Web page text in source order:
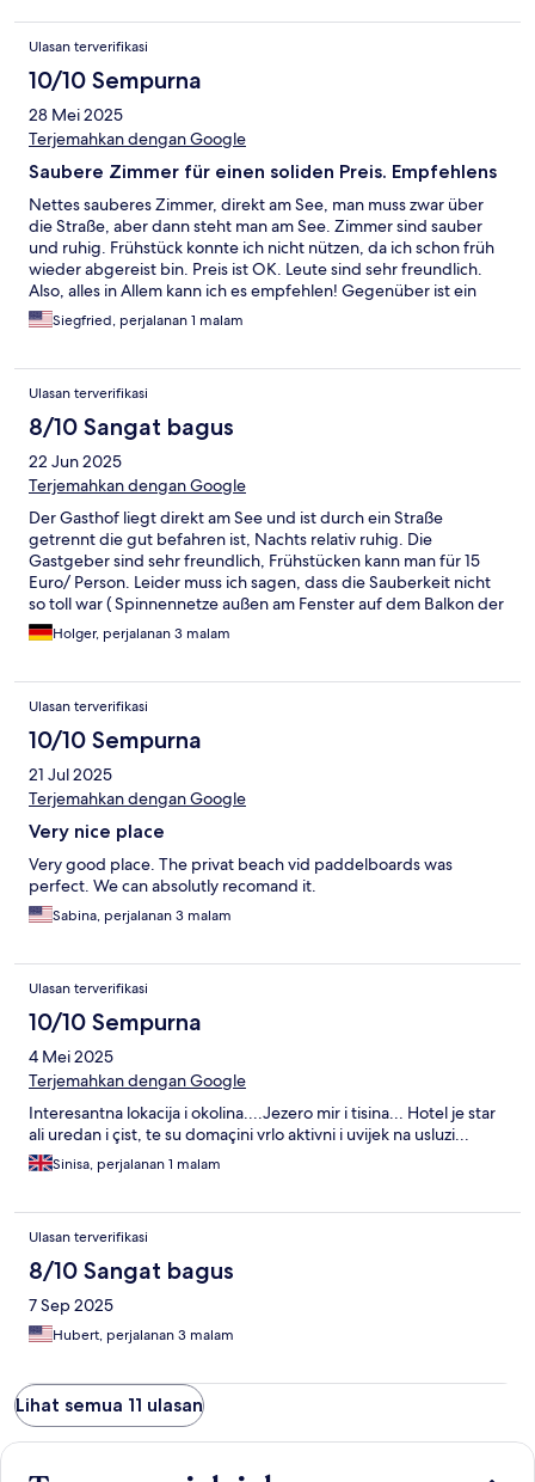
Ulasan terverifikasi
10/10 Sempurna
28 Mei 2025
Terjemahkan dengan Google
Saubere Zimmer für einen soliden Preis. Empfehlens
Nettes sauberes Zimmer, direkt am See, man muss zwar über
die Straße, aber dann steht man am See. Zimmer sind sauber
und ruhig. Frühstück konnte ich nicht nützen, da ich schon früh
wieder abgereist bin. Preis ist OK. Leute sind sehr freundlich.
Also, alles in Allem kann ich es empfehlen! Gegenüber ist ein
Campingplatz mit Restaurant. Essen ist in Ordnung, vielleicht
etwas teuer, aber noch vertretbar. Zumindest ist der Ausblick
Siegfried, perjalanan 1 malam
Ulasan terverifikasi
8/10 Sangat bagus
22 Jun 2025
Terjemahkan dengan Google
Der Gasthof liegt direkt am See und ist durch ein Straße
getrennt die gut befahren ist, Nachts relativ ruhig. Die
Gastgeber sind sehr freundlich, Frühstücken kann man für 15
Euro/ Person. Leider muss ich sagen, dass die Sauberkeit nicht
so toll war ( Spinnennetze außen am Fenster auf dem Balkon der
Tisch nicht abgeputzt…) Die Lüftung im Bad nicht funktionierte.
Die Zimmer waren jedoch sauber. Leider trüben diverse Mängel
längerer Aufenthalt eher nicht. Preis / Leistung okay. Wie immer
alles kann man so oder so sehen, das kommt darauf an was man
sich vorstellt.
Holger, perjalanan 3 malam
Ulasan terverifikasi
10/10 Sempurna
21 Jul 2025
Terjemahkan dengan Google
Very nice place
Very good place. The privat beach vid paddelboards was
perfect. We can absolutly recomand it.
Sabina, perjalanan 3 malam
Ulasan terverifikasi
10/10 Sempurna
4 Mei 2025
Terjemahkan dengan Google
Interesantna lokacija i okolina....Jezero mir i tisina... Hotel je star
ali uredan i çist, te su domaçini vrlo aktivni i uvijek na usluzi...
Sinisa, perjalanan 1 malam
Ulasan terverifikasi
8/10 Sangat bagus
7 Sep 2025
Hubert, perjalanan 3 malam
Lihat semua 11 ulasan